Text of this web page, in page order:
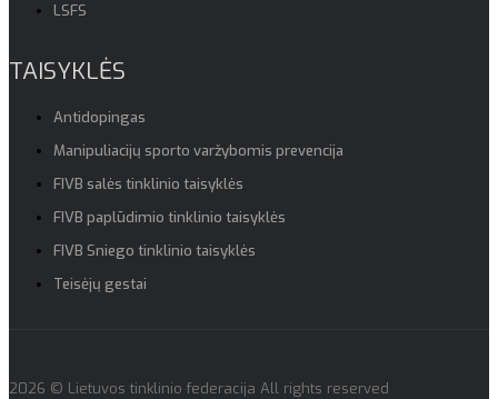
LSFS
TAISYKLĖS
Antidopingas
Manipuliacijų sporto varžybomis prevencija
FIVB salės tinklinio taisyklės
FIVB paplūdimio tinklinio taisyklės
FIVB Sniego tinklinio taisyklės
Teisėjų gestai
2026 © Lietuvos tinklinio federacija All rights reserved